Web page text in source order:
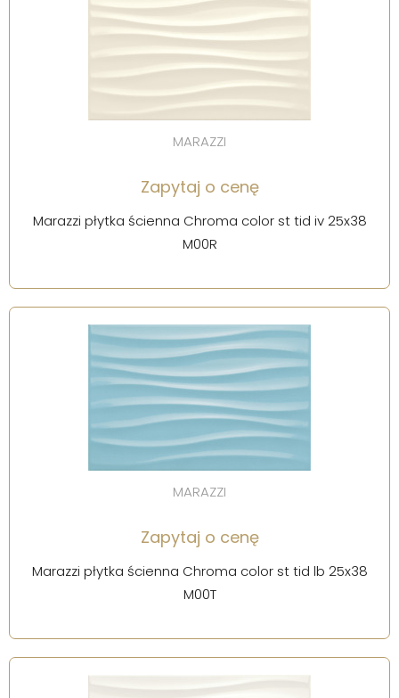
MARAZZI
Zapytaj o cenę
Marazzi płytka ścienna Chroma color st tid iv 25x38
M00R
MARAZZI
Zapytaj o cenę
Marazzi płytka ścienna Chroma color st tid lb 25x38
M00T